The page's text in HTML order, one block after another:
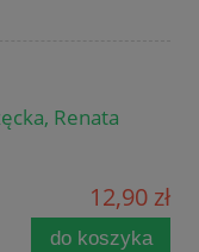
Renata
12,90 zł
do koszyka